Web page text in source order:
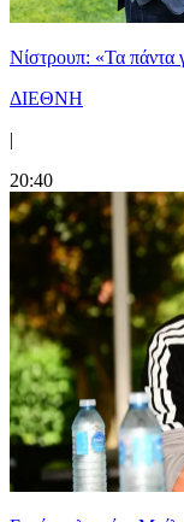
Νίστρουπ: «Τα πάντα
ΔΙΕΘΝΗ
|
20:40